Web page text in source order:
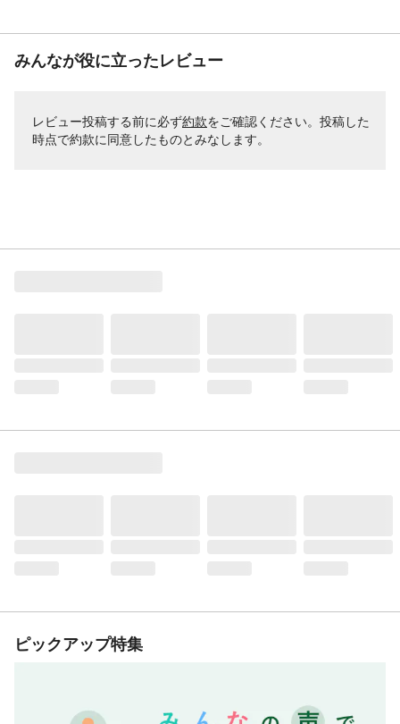
みんなが役に立ったレビュー
レビュー投稿する前に必ず約款をご確認ください。投稿した
時点で約款に同意したものとみなします。
ピックアップ特集